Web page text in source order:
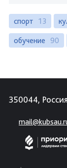
спорт 13
обучение 90
350044,